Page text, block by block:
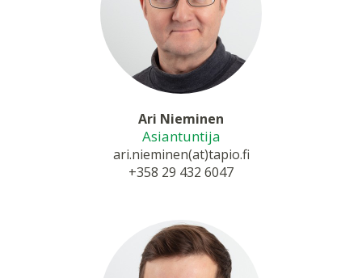
Ari Nieminen
Asiantuntija
ari.nieminen(at)tapio.fi
+358 29 432 6047